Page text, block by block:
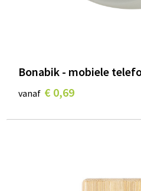
Bonabik - mobiele
vanaf € 0,69